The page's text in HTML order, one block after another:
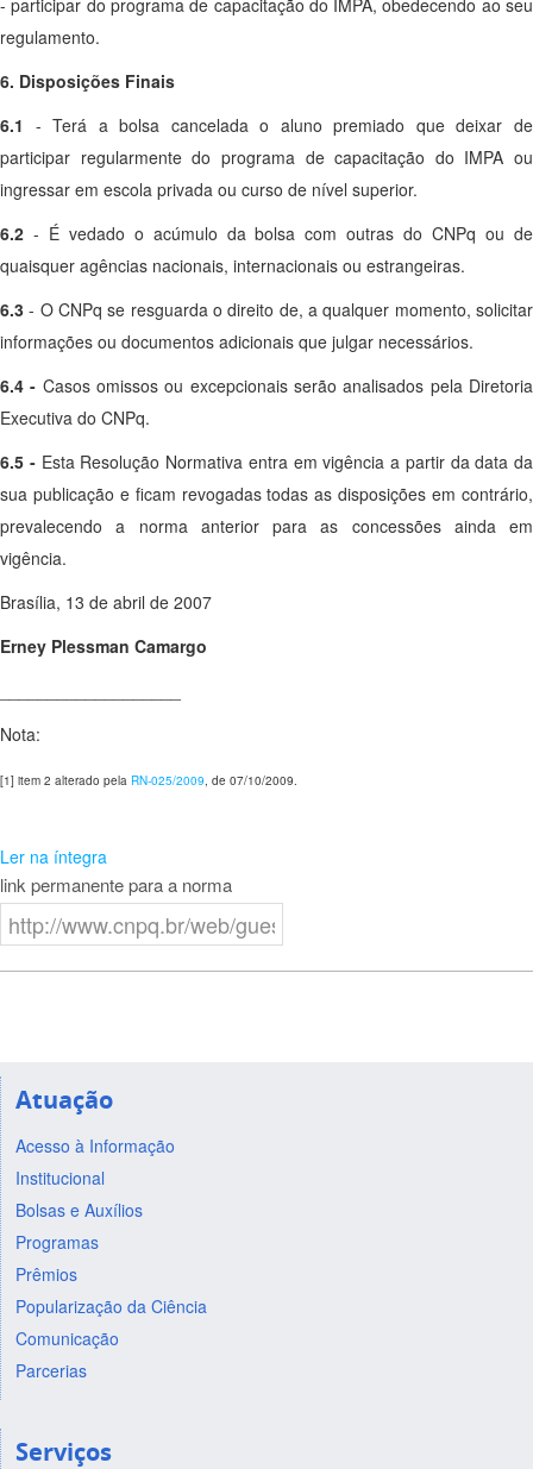
- participar do programa de capacitação do IMPA, obedecendo ao seu
regulamento.
6. Disposições Finais
6.1 - Terá a bolsa cancelada o aluno premiado que deixar de
participar regularmente do programa de capacitação do IMPA ou
ingressar em escola privada ou curso de nível superior.
6.2 - É vedado o acúmulo da bolsa com outras do CNPq ou de
quaisquer agências nacionais, internacionais ou estrangeiras.
6.3- O CNPq se resguarda o direito de, a qualquer momento, solicitar
informações ou documentos adicionais que julgar necessários.
6.4 - Casos omissos ou excepcionais serão analisados pela Diretoria
Executiva do CNPq.
6.5 - Esta Resolução Normativa entra em vigência a partir da data da
sua publicação e ficam revogadas todas as disposições em contrário,
prevalecendo a norma anterior para as concessões ainda em
vigência.
Brasília, 13 de abril de 2007
Erney Plessman Camargo
Nota:
[1] item 2 alterado pela RN-025/2009, de 07/10/2009.
Ler na íntegra
link permanente para a norma
Atuação
Acesso à Informação
Institucional
Bolsas e Auxílios
Programas
Prêmios
Popularização da Ciência
Comunicação
Parcerias
Serviços